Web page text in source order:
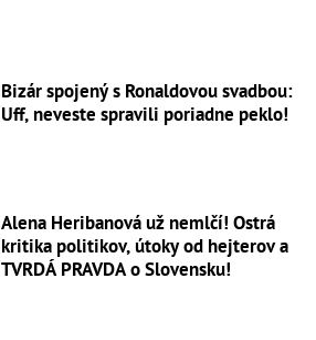
Bizár spojený s Ronaldovou svadbou:
Uff, neveste spravili poriadne peklo!
Alena Heribanová už nemlčí! Ostrá
kritika politikov, útoky od hejterov a
TVRDÁ PRAVDA o Slovensku!